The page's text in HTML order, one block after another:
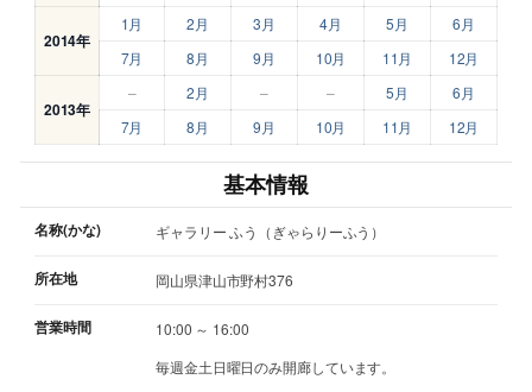
2014年
1月 2月 3月 4月 5月
6月
7月
8月 9月 10月 11月 12月
2013年
– 2月 – – 5月
6月
7月
8月 9月 10月 11月 12月
基本情報
名称(かな) ギャラリー ふう（ぎゃらりーふう）
所在地 岡山県津山市野村376
営業時間
10:00 ～ 16:00
毎週金土日曜日のみ開廊しています。